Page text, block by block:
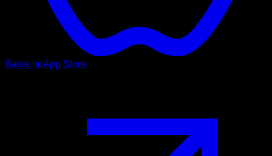
Baixe noApp Store